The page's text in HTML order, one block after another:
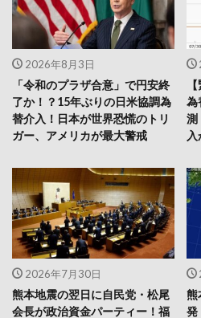
2026年8月3日
「令和のプラザ合意」で円安終
了か！？15年ぶりの日米協調為
替介入！日本が世界恐慌のトリ
ガー、アメリカが最大警戒
為
測
2026年7月30日
熊本地震の翌日に自民党・松尾
会長が政治資金パーティー！福
熊
発